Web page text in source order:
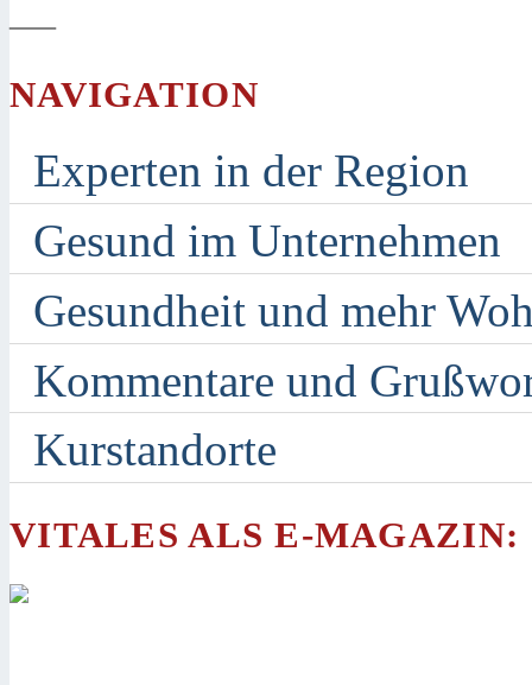
—
NAVIGATION
Experten in der Region
Gesund im Unternehmen
Gesundheit und mehr
Kommentare und
Kurstandorte
VITALES ALS E-MAGAZIN: